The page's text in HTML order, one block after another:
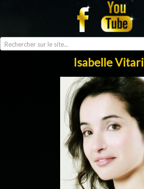
Rechercher sur le site...
Isabelle Vitari